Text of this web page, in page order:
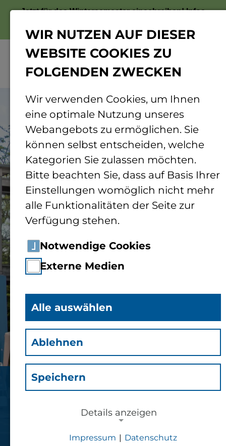
Jetzt für das Wintersemester einschreiben!Infos
Allgemeiner
Studierendenausschuss
der TH Bingen
© Markus Dittrich | TH Bingen
WIR NUTZEN AUF DIESER
WEBSITE COOKIES ZU
FOLGENDEN ZWECKEN
Wir verwenden Cookies, um Ihnen
eine optimale Nutzung unseres
Webangebots zu ermöglichen. Sie
können selbst entscheiden, welche
Kategorien Sie zulassen möchten.
Bitte beachten Sie, dass auf Basis Ihrer
Einstellungen womöglich nicht mehr
alle Funktionalitäten der Seite zur
Verfügung stehen.
Notwendige Cookies
Externe Medien
Alle auswählen
Ablehnen
Speichern
Details anzeigen
Impressum | Datenschutz